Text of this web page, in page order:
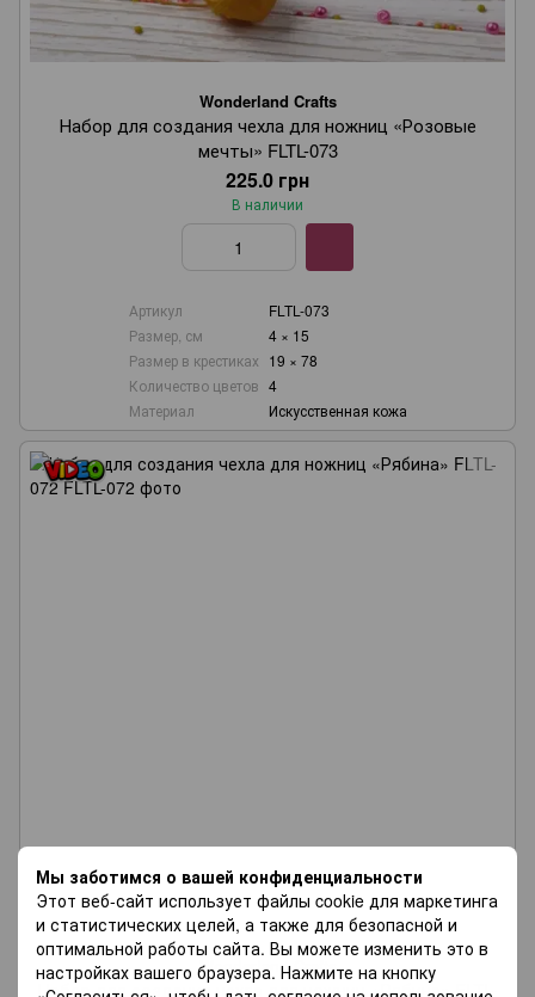
Мы заботимся о вашей конфиденциальности
Этот веб-сайт использует файлы cookie для маркетинга
и статистических целей, а также для безопасной и
оптимальной работы сайта. Вы можете изменить это в
настройках вашего браузера. Нажмите на кнопку
Wonderland Crafts
Набор для создания чехла для ножниц «Розовые
мечты» FLTL-073
225.0 грн
В наличии
Артикул
FLTL-073
Размер, см
4 × 15
Размер в крестиках 19 × 78
Количество цветов 4
Материал
Искусственная кожа
Wonderland Crafts
Набор для создания чехла для ножниц «Рябина» FLTL-